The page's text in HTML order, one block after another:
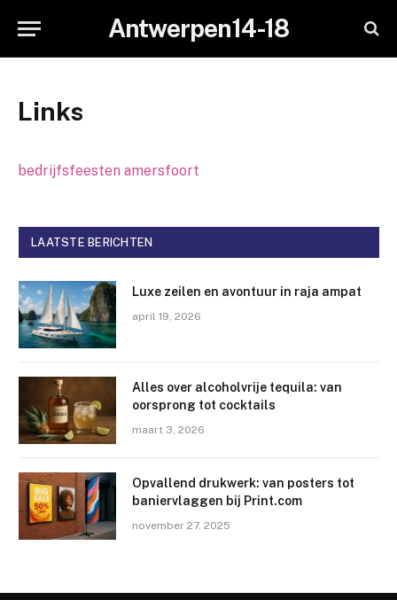
Antwerpen14-18
Links
bedrijfsfeesten amersfoort
LAATSTE BERICHTEN
Luxe zeilen en avontuur in raja ampat
april 19, 2026
Alles over alcoholvrije tequila: van
oorsprong tot cocktails
maart 3, 2026
Opvallend drukwerk: van posters tot
baniervlaggen bij Print.com
november 27, 2025